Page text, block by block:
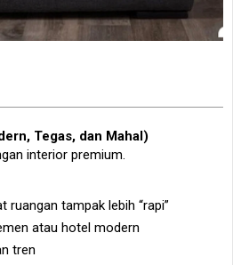
Tegas, dan Mahal)
interior premium.
tampak lebih “rapi”
atau hotel modern
tren